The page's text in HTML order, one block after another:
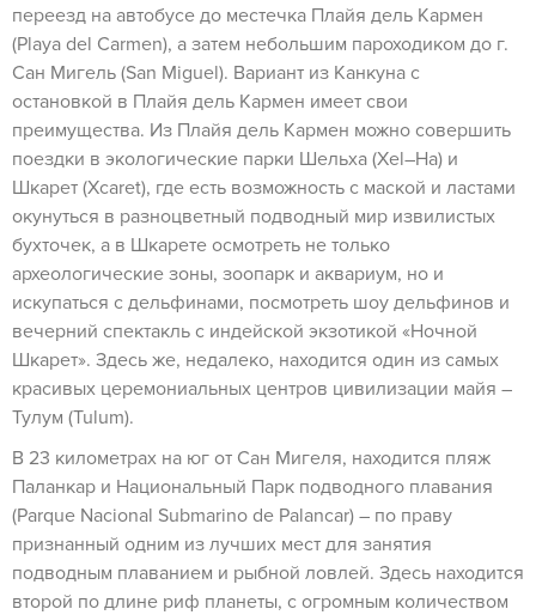
переезд на автобусе до местечка Плайя дель Кармен
(Playa del Carmen), а затем небольшим пароходиком до г.
Сан Мигель (San Miguel). Вариант из Канкуна с
остановкой в Плайя дель Кармен имеет свои
преимущества. Из Плайя дель Кармен можно совершить
поездки в экологические парки Шельха (Xel–Ha) и
Шкарет (Xcaret), где есть возможность с маской и ластами
окунуться в разноцветный подводный мир извилистых
бухточек, а в Шкарете осмотреть не только
археологические зоны, зоопарк и аквариум, но и
искупаться с дельфинами, посмотреть шоу дельфинов и
вечерний спектакль с индейской экзотикой «Ночной
Шкарет». Здесь же, недалеко, находится один из самых
красивых церемониальных центров цивилизации майя –
Тулум (Tulum).
В 23 километрах на юг от Сан Мигеля, находится пляж
Паланкар и Национальный Парк подводного плавания
(Parque Nacional Submarino de Palancar) – по праву
признанный одним из лучших мест для занятия
подводным плаванием и рыбной ловлей. Здесь находится
второй по длине риф планеты, с огромным количеством